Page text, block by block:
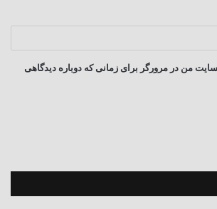
من در مرورگر برای زمانی که دوباره دیدگاهی